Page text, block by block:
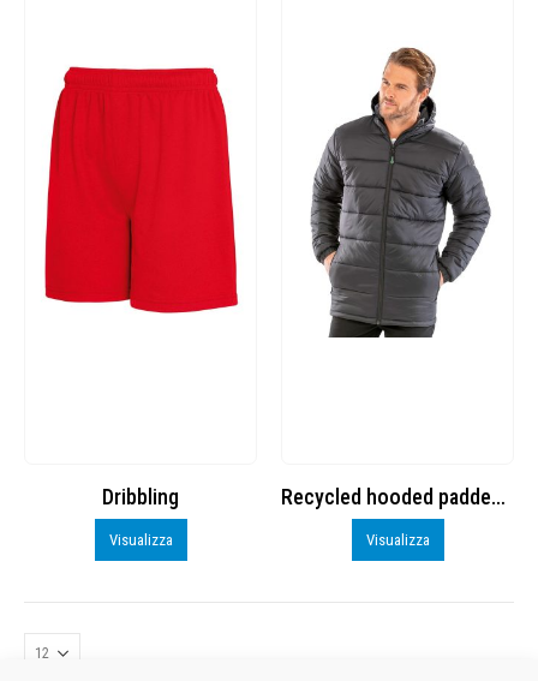
Dribbling
Visualizza
Recycled hooded padded parka
Visualizza